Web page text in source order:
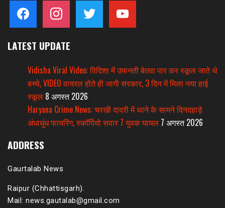
facebook instagram twitter youtube
LATEST UPDATE
Vidisha Viral Video: विदिशा में उफनती बेतवा पार कर स्कूल जाते थे
बच्चे, VIDEO वायरल होते ही जागी सरकार, 3 दिन में मिला नया हाई
स्कूल 8 अगस्त 2026
Haryana Crime News: चरखी दादरी में थाने के सामने दिनदहाड़े
अंधाधुंध फायरिंग, स्कॉर्पियो सवार 7 युवक घायल 7 अगस्त 2026
ADDRESS
Gaurtalab News
Raipur (Chhattisgarh).
Mail: news.gautalab@gmail.com